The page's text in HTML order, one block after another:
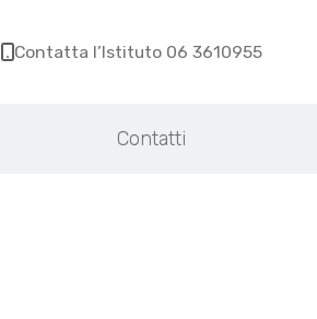
Contatta l’Istituto 06 3610955
Contatti